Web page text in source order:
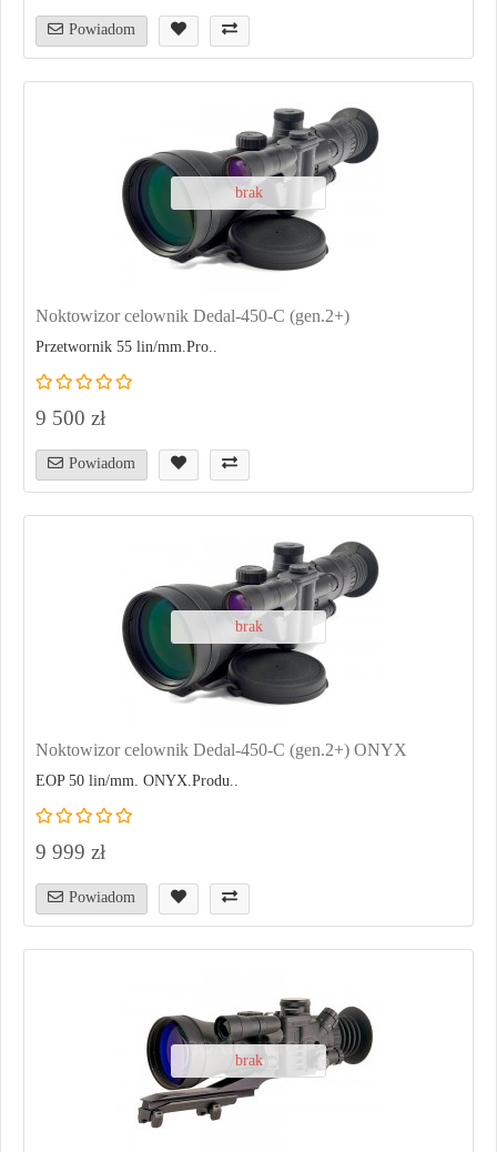
Powiadom
brak
Noktowizor celownik Dedal-450-C (gen.2+)
Przetwornik 55 lin/mm.Pro..
9 500 zł
Powiadom
brak
Noktowizor celownik Dedal-450-C (gen.2+) ONYX
EOP 50 lin/mm. ONYX.Produ..
9 999 zł
Powiadom
brak